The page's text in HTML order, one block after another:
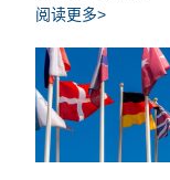
阅读更多>